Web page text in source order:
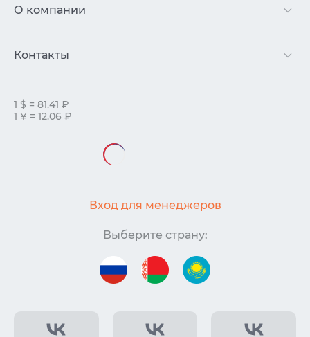
О компании
Контакты
1 $ = 81.41 ₽
1 ¥ = 12.06 ₽
Вход для менеджеров
Выберите страну: